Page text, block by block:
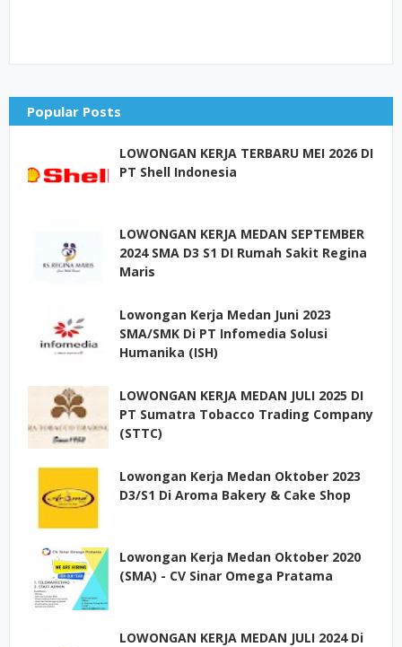
Popular Posts
LOWONGAN KERJA TERBARU MEI 2026 DI
PT Shell Indonesia
LOWONGAN KERJA MEDAN SEPTEMBER
2024 SMA D3 S1 DI Rumah Sakit Regina
Maris
Lowongan Kerja Medan Juni 2023
SMA/SMK Di PT Infomedia Solusi
Humanika (ISH)
LOWONGAN KERJA MEDAN JULI 2025 DI
PT Sumatra Tobacco Trading Company
(STTC)
Lowongan Kerja Medan Oktober 2023
D3/S1 Di Aroma Bakery & Cake Shop
Lowongan Kerja Medan Oktober 2020
(SMA) - CV Sinar Omega Pratama
LOWONGAN KERJA MEDAN JULI 2024 Di